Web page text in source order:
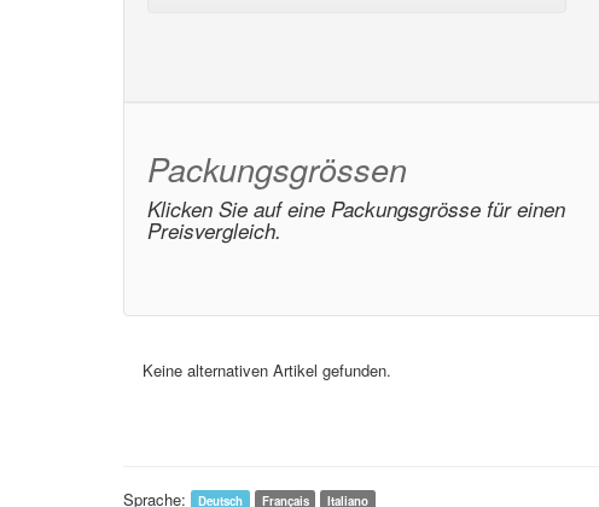
Packungsgrössen
Klicken Sie auf eine Packungsgrösse für einen
Preisvergleich.
Keine alternativen Artikel gefunden.
Sprache: Deutsch Français Italiano